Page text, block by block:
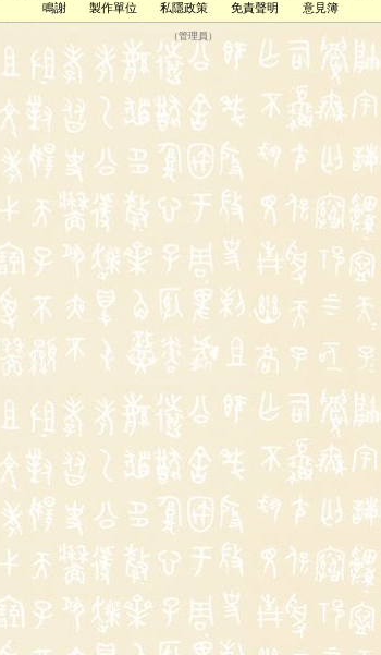
鳴謝
製作單位 私隱政策 免責聲明 意見簿
（管理員 ）